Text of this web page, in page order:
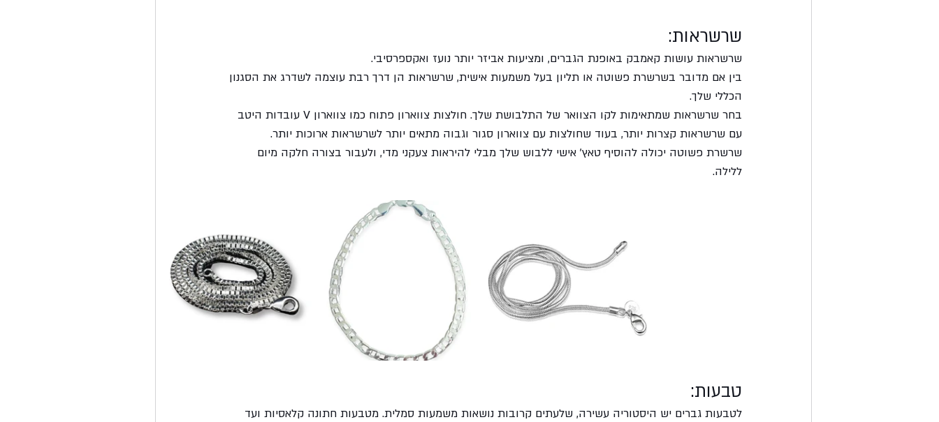
שרשראות:
שרשראות עושות קאמבק באופנת הגברים, ומציעות אביזר יותר נועז ואקספרסיבי.
בין אם מדובר בשרשרת פשוטה או תליון בעל משמעות אישית, שרשראות הן דרך רבת עוצמה לשדרג את הסגנון
הכללי שלך.
בחר שרשראות שמתאימות לקו הצוואר של התלבושת שלך. חולצות צווארון פתוח כמו צווארון V עובדות היטב
עם שרשראות קצרות יותר, בעוד שחולצות עם צווארון סגור וגבוה מתאים יותר לשרשראות ארוכות יותר.
שרשרת פשוטה יכולה להוסיף טאץ' אישי ללבוש שלך מבלי להיראות צעקני מדי, ולעבור בצורה חלקה מיום
ללילה.
טבעות:
לטבעות גברים יש היסטוריה עשירה, שלעתים קרובות נושאות משמעות סמלית. מטבעות חתונה קלאסיות ועד